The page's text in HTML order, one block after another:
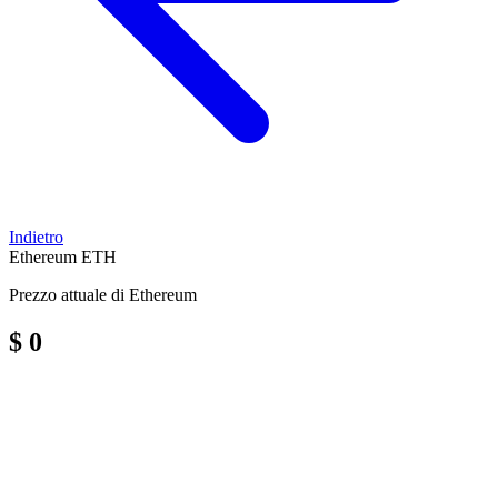
Indietro
Ethereum ETH
Prezzo attuale di Ethereum
$ 0